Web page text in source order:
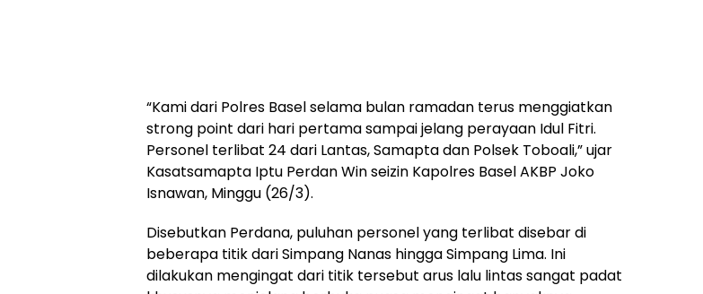
“Kami dari Polres Basel selama bulan ramadan terus menggiatkan
strong point dari hari pertama sampai jelang perayaan Idul Fitri.
Personel terlibat 24 dari Lantas, Samapta dan Polsek Toboali,” ujar
Kasatsamapta Iptu Perdan Win seizin Kapolres Basel AKBP Joko
Isnawan, Minggu (26/3).
Disebutkan Perdana, puluhan personel yang terlibat disebar di
beberapa titik dari Simpang Nanas hingga Simpang Lima. Ini
dilakukan mengingat dari titik tersebut arus lalu lintas sangat padat